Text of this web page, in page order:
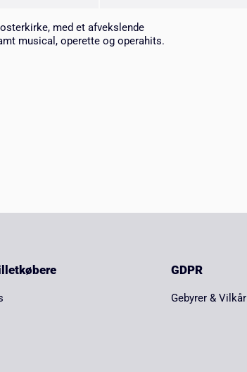
med et afvekslende
musical, operette og operahits.
GDPR
Gebyrer & Vilkår